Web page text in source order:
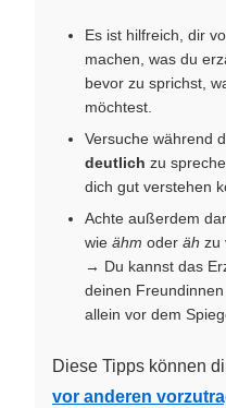
Es ist hilfreich, dir
machen, was du
bevor zu sprichst,
möchtest.
Versuche während
deutlich zu
dich gut verstehen
Achte außerdem
wie ähm oder äh zu
→ Du kannst das
deinen
allein vor dem
Diese Tipps können
vor anderen